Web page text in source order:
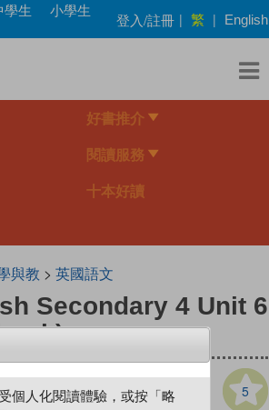
學生
小學生
登入/註冊 | 繁 | English
好書推介
閱讀服務
十本好讀
與教 > 英國語文
Secondary 4 Unit 6
5
個人化閱讀體驗，或按「略